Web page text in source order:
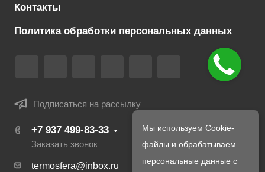
Контакты
Политика обработки персональных данных
Подписаться на рассылку
+7 937 499-83-33
Заказать звонок
termosfera@inbox.ru
Мы используем Cookie-
файлы и обрабатываем
персональные данные с